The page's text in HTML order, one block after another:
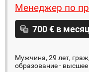
Менеджер по
700 € в
Мужчина, 29 лет,
образование -